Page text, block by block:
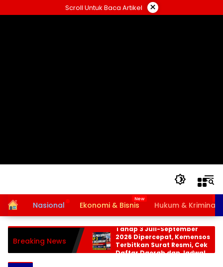
ke
Scroll Untuk Baca Artikel ×
HomeNasional Ekonomi & Bisnis Hukum & Kriminal
Breaking News
Bansos PKH dan BPNT
Tahap 3 Juli-September
2026 Dipercepat, Kemensos
Terbitkan Surat Resmi, Cek
Daftar Daerah dan Jadwal